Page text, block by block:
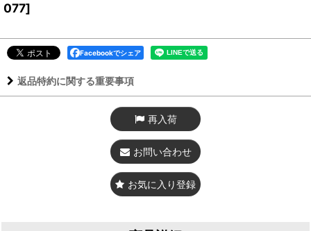
077]
Facebookでシェア
返品特約に関する重要事項
再入荷
お問い合わせ
お気に入り登録